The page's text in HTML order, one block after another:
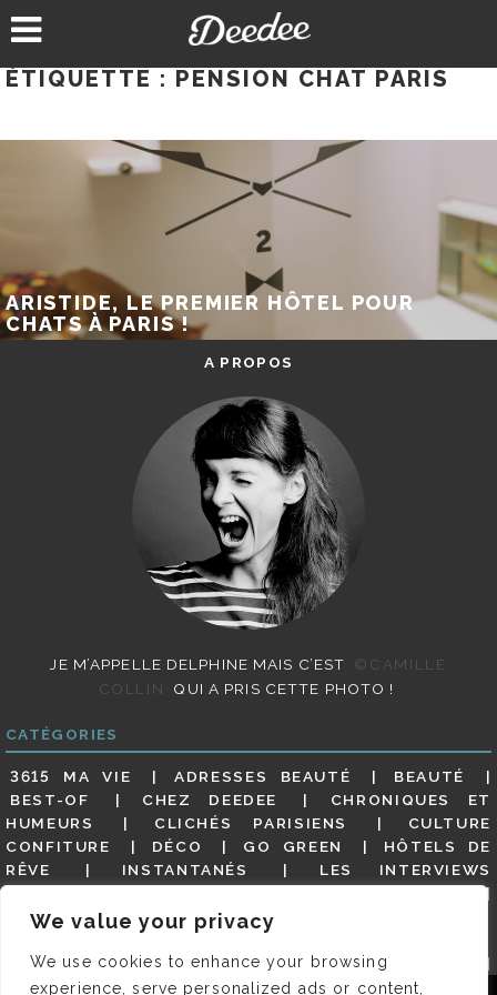
We value your privacy
We use cookies to enhance your browsing
experience, serve personalized ads or content,
au
ÉTIQUETTE : PENSION CHAT PARIS
ARISTIDE, LE PREMIER HÔTEL POUR
CHATS À PARIS !
A PROPOS
JE M’APPELLE DELPHINE MAIS C’EST
©CAMILLE
COLLIN
QUI A PRIS CETTE PHOTO !
CATÉGORIES
3615 MA VIE ADRESSES BEAUTÉ
BEAUTÉ
BEST-OF
CHEZ DEEDEE
CHRONIQUES ET
HUMEURS
CLICHÉS PARISIENS
CULTURE
CONFITURE
DÉCO GO GREEN
HÔTELS DE
RÊVE
INSTANTANÉS
LES INTERVIEWS
MES ADRESSES
MODE NON CLASSÉ
GUIDE
PARIS EN PHOTOS
RESTAURANTS
REVUE DE PRESSE DÉTAILLÉE, SIOU PLAIT